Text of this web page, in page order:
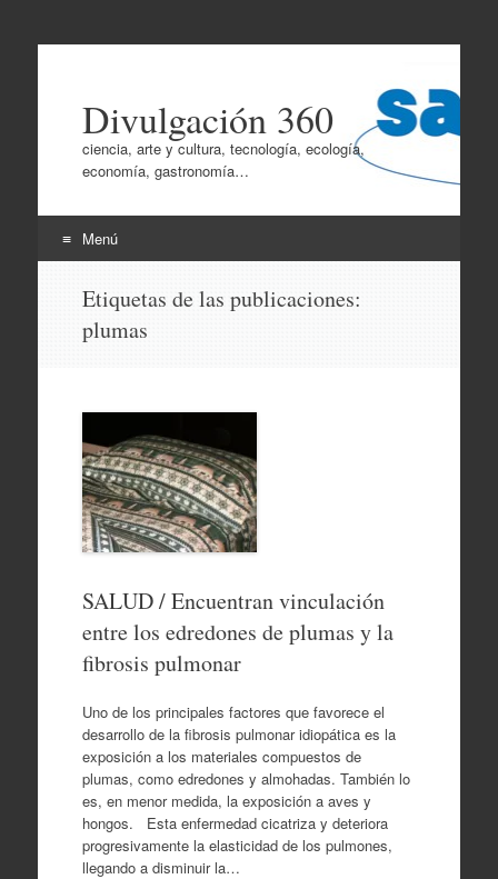
Divulgación 360
ciencia, arte y cultura, tecnología, ecología,
economía, gastronomía…
Menú
contenido
Etiquetas de las publicaciones:
plumas
SALUD / Encuentran vinculación
entre los edredones de plumas y la
fibrosis pulmonar
Uno de los principales factores que favorece el
desarrollo de la fibrosis pulmonar idiopática es la
exposición a los materiales compuestos de
plumas, como edredones y almohadas. También lo
es, en menor medida, la exposición a aves y
hongos. Esta enfermedad cicatriza y deteriora
progresivamente la elasticidad de los pulmones,
llegando a disminuir la…